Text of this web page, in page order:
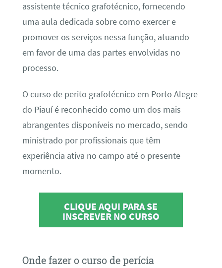
assistente técnico grafotécnico, fornecendo
uma aula dedicada sobre como exercer e
promover os serviços nessa função, atuando
em favor de uma das partes envolvidas no
processo.
O curso de perito grafotécnico em Porto Alegre
do Piauí é reconhecido como um dos mais
abrangentes disponíveis no mercado, sendo
ministrado por profissionais que têm
experiência ativa no campo até o presente
momento.
CLIQUE AQUI PARA SE
INSCREVER NO CURSO
Onde fazer o curso de perícia